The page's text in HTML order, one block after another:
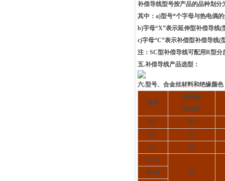
补偿导线型号按产品的品种划
其中：a)型号*个字母与热电偶
b)字母“X”表示延伸型补偿导线(
c)字母“C”表示补偿型补偿导线(
注：SC型补偿导线可配用R型分
五.补偿导线产品选型：
六.型号、合金丝材料和绝缘颜色
型号
热电偶
分度号
BC
B
SC
S
RC
R
KCA
K
KCB